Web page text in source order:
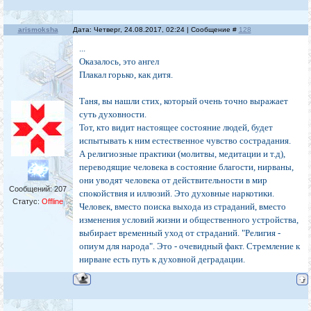
колыбель для младенца, для
делает тупоумным, а щедрого мудрым;
осуждающему она закрывает глаза на
внимательного делает самого
примечательным более высоким духам -- не
скрывает его от Учителя и раскрывает
Врата к Учителю.
Эти Врата к Учителю отверзает Природа по
человека.
Человек волен путешествовать -- это
потребность его души научиться у
Природы непосредственности,
самобытности и неповторимости во всех
делах
своих. Человек волен шествовать -- это
потребность его Духа укрепиться на
восхождении.
arismoksha Дата: Четверг, 24.08.2017, 02:24 | Сообщение # 128
Сообщений:207
Статус: Offline
...
Оказалось, это ангел
Плакал горько, как дитя.
Таня, вы нашли стих, который очень точно выражает
суть духовности.
Тот, кто видит настоящее состояние людей, будет
испытывать к ним естественное чувство сострадания.
А религиозные практики (молитвы, медитации и т.д),
переводящие человека в состояние благости, нирваны,
они уводят человека от действительности в мир
спокойствия и иллюзий. Это духовные наркотики.
Человек, вместо поиска выхода из страданий, вместо
изменения условий жизни и общественного устройства,
выбирает временный уход от страданий. "Религия -
опиум для народа". Это - очевидный факт. Стремление к
нирване есть путь к духовной деградации.